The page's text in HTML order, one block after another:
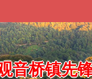
音桥镇先